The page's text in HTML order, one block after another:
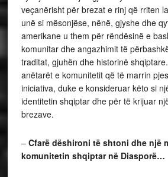
veçanërisht për brezat e rinj që rriten
unë si mësonjëse, nënë, gjyshe dhe
amerikane u them për rëndësinë e
komunitar dhe angazhimit të
traditat, gjuhën dhe historinë
anëtarët e komunitetit që të marrin
iniciativa, duke e konsideruar këto si
identitetin shqiptar dhe për të krijuar
brezave.
– Cfarë dëshironi të shtoni dhe një
komunitetin shqiptar në Diasporë…